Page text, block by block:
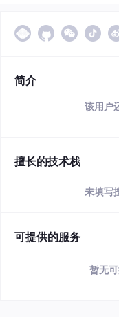
简介
该用户
擅长的技术栈
未填写
可提供的服务
暂无